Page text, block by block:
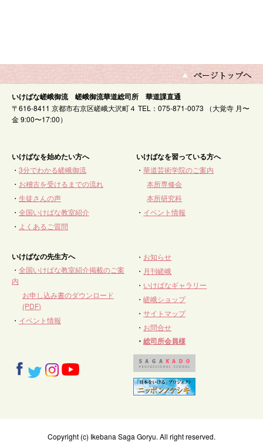
いけばな嵯峨御流 嵯峨御流華道総司所 華道課直通
〒616-8411 京都市右京区嵯峨大沢町４ TEL：075-871-0073 （大覚寺 月〜
金 9:00〜17:00）
いけばなを始めたい方へ
・ 3分でわかる嵯峨御流
・ お稽古を受けるまでの流れ
・ 生徒さんの声
・ 全国いけばな教室紹介
・ よくあるご質問
いけばなを習っている方へ
・華道芸術学院のご案内
本所専修会
本所研究科
・ イベント情報
いけばなの先生方へ
・ 全国いけばな教室紹介掲載のご案
内
お申し込み書のダウンロード
(PDF)
・ イベント情報
・ お知らせ
・ 月刊嵯峨
・ いけばなギャラリー
・嵯峨ショップ
・サイトマップ
・ お問合せ
・総司所会員様
Copyright (c) Ikebana Saga Goryu. All right reserved.